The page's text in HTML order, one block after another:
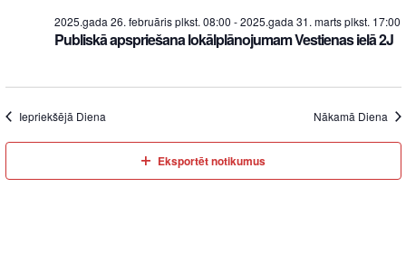
2025.gada 26. februāris plkst. 08:00 -2025.gada 31. marts plkst. 17:00
Publiskā apspriešana lokālplānojumam Vestienas ielā 2J
Iepriekšējā Diena Nākamā Diena
Eksportēt notikumus